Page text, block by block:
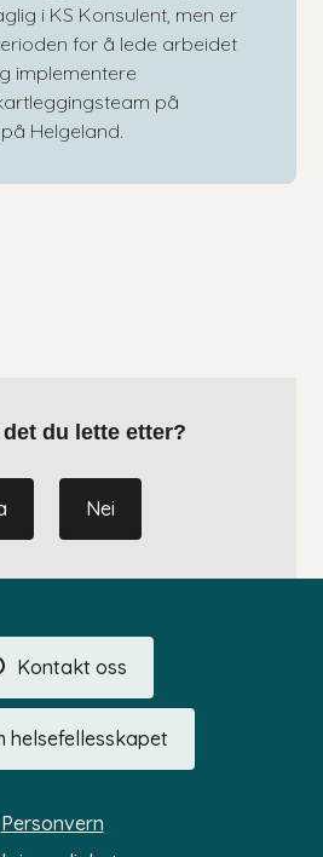
i KS Konsulent, men er
for å lede arbeidet
implementere
på
Helgeland.
du lette etter?
Nei
Kontakt oss
helsefellesskapet
Personvern